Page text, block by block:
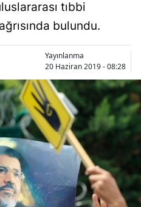
tıbbi
bulundu.
Yayınlanma
20 Haziran 2019 - 08:28